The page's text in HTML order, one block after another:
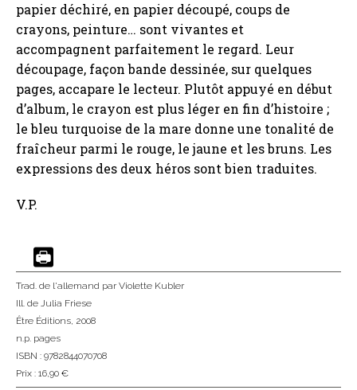
papier déchiré, en papier découpé, coups de
crayons, peinture… sont vivantes et
accompagnent parfaitement le regard. Leur
découpage, façon bande dessinée, sur quelques
pages, accapare le lecteur. Plutôt appuyé en début
d’album, le crayon est plus léger en fin d’histoire ;
le bleu turquoise de la mare donne une tonalité de
fraîcheur parmi le rouge, le jaune et les bruns. Les
expressions des deux héros sont bien traduites.
V.P.
Trad. de l'allemand par Violette Kubler
Ill. de Julia Friese
Être Éditions, 2008
n.p. pages
ISBN : 9782844070708
Prix : 16,90 €